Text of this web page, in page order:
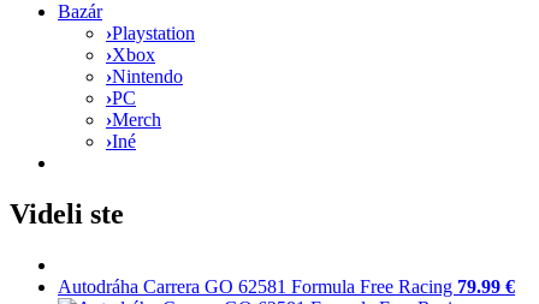
Bazár
›Playstation
›Xbox
›Nintendo
›PC
›Merch
›Iné
Videli ste
Autodráha Carrera GO 62581 Formula Free Racing 79.99 €